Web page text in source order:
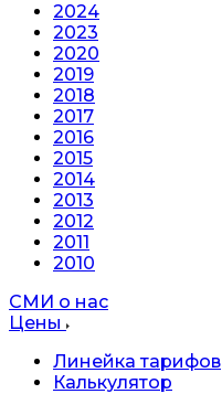
2024
2023
2020
2019
2018
2017
2016
2015
2014
2013
2012
2011
2010
СМИ о нас
Цены
Линейка тарифов
Калькулятор